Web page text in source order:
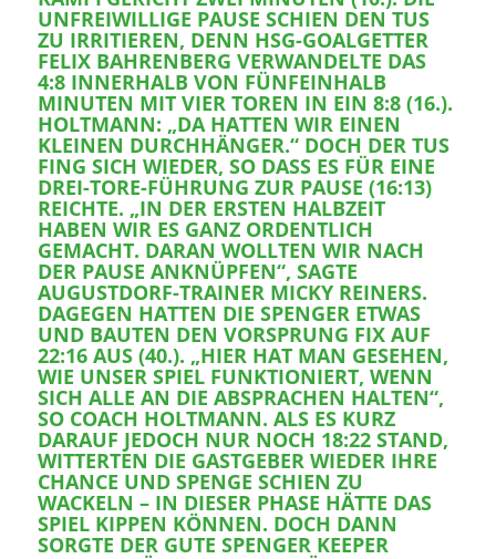
UNFREIWILLIGE PAUSE SCHIEN DEN TUS
ZU IRRITIEREN, DENN HSG-GOALGETTER
FELIX BAHRENBERG VERWANDELTE DAS
4:8 INNERHALB VON FÜNFEINHALB
MINUTEN MIT VIER TOREN IN EIN 8:8 (16.).
HOLTMANN: „DA HATTEN WIR EINEN
KLEINEN DURCHHÄNGER.“ DOCH DER TUS
FING SICH WIEDER, SO DASS ES FÜR EINE
DREI-TORE-FÜHRUNG ZUR PAUSE (16:13)
REICHTE. „IN DER ERSTEN HALBZEIT
HABEN WIR ES GANZ ORDENTLICH
GEMACHT. DARAN WOLLTEN WIR NACH
DER PAUSE ANKNÜPFEN“, SAGTE
AUGUSTDORF-TRAINER MICKY REINERS.
DAGEGEN HATTEN DIE SPENGER ETWAS
UND BAUTEN DEN VORSPRUNG FIX AUF
22:16 AUS (40.). „HIER HAT MAN GESEHEN,
WIE UNSER SPIEL FUNKTIONIERT, WENN
SICH ALLE AN DIE ABSPRACHEN HALTEN“,
SO COACH HOLTMANN. ALS ES KURZ
DARAUF JEDOCH NUR NOCH 18:22 STAND,
WITTERTEN DIE GASTGEBER WIEDER IHRE
CHANCE UND SPENGE SCHIEN ZU
WACKELN – IN DIESER PHASE HÄTTE DAS
SPIEL KIPPEN KÖNNEN. DOCH DANN
SORGTE DER GUTE SPENGER KEEPER